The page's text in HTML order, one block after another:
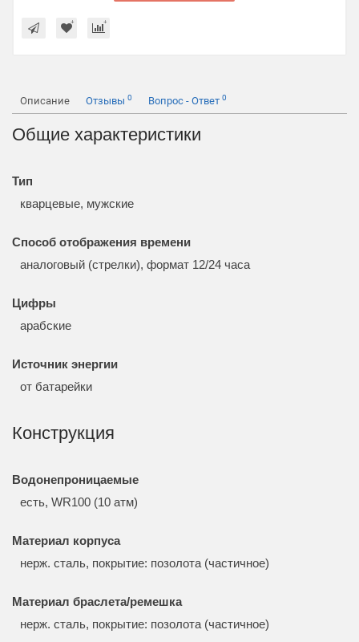
Описание Отзывы 0 Вопрос - Ответ 0
Общие характеристики
Тип
кварцевые, мужские
Способ отображения времени
аналоговый (стрелки), формат 12/24 часа
Цифры
арабские
Источник энергии
от батарейки
Конструкция
Водонепроницаемые
есть, WR100 (10 атм)
Материал корпуса
нерж. сталь, покрытие: позолота (частичное)
Материал браслета/ремешка
нерж. сталь, покрытие: позолота (частичное)